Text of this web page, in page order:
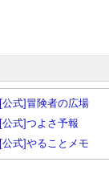
[公式]冒険者の広場
[公式]つよさ予報
[公式]やることメモ